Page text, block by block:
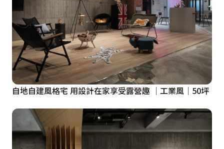
自地自建風格宅 用設計在家享受露營趣 │工業風│50坪